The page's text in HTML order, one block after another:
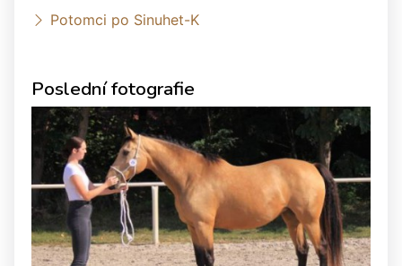
Potomci po Sinuhet-K
Poslední fotografie